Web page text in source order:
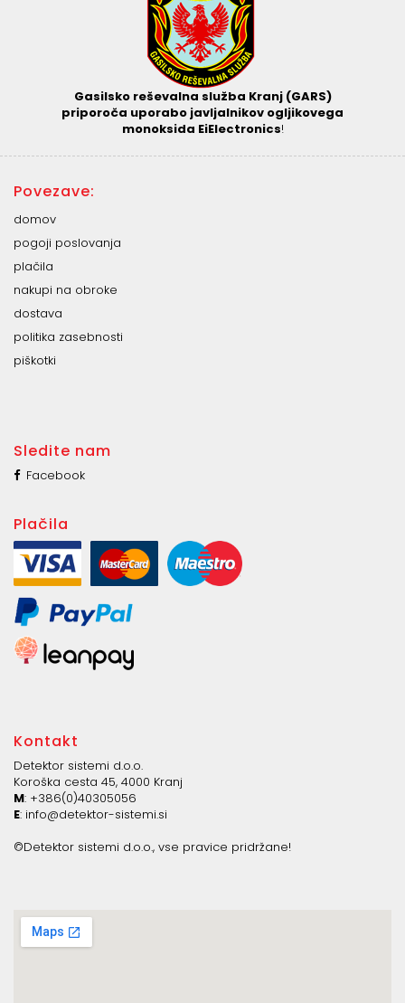
Gasilsko reševalna služba Kranj (GARS)
priporoča uporabo javljalnikov ogljikovega
monoksida EiElectronics!
Povezave:
domov
pogoji poslovanja
plačila
nakupi na obroke
dostava
politika zasebnosti
piškotki
Sledite nam
Facebook
Plačila
Kontakt
Detektor sistemi d.o.o.
Koroška cesta 45, 4000 Kranj
M: +386(0)40305056
E: info@detektor-sistemi.si
©Detektor sistemi d.o.o., vse pravice pridržane!